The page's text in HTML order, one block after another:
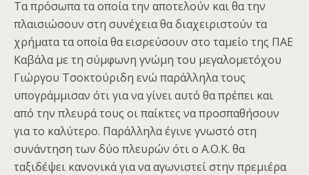
Τα πρόσωπα τα οποία την αποτελούν και θα την
πλαισιώσουν στη συνέχεια θα διαχειριστούν τα
χρήματα τα οποία θα εισρεύσουν στο ταμείο της ΠΑΕ
Καβάλα με τη σύμφωνη γνώμη του μεγαλομετόχου
Γιώργου Τσοκτούριδη ενώ παράλληλα τους
υπογράμμισαν ότι για να γίνει αυτό θα πρέπει και
από την πλευρά τους οι παίκτες να προσπαθήσουν
για το καλύτερο. Παράλληλα έγινε γνωστό στη
συνάντηση των δύο πλευρών ότι ο Α.Ο.Κ. θα
ταξιδέψει κανονικά για να αγωνιστεί στην πρεμιέρα